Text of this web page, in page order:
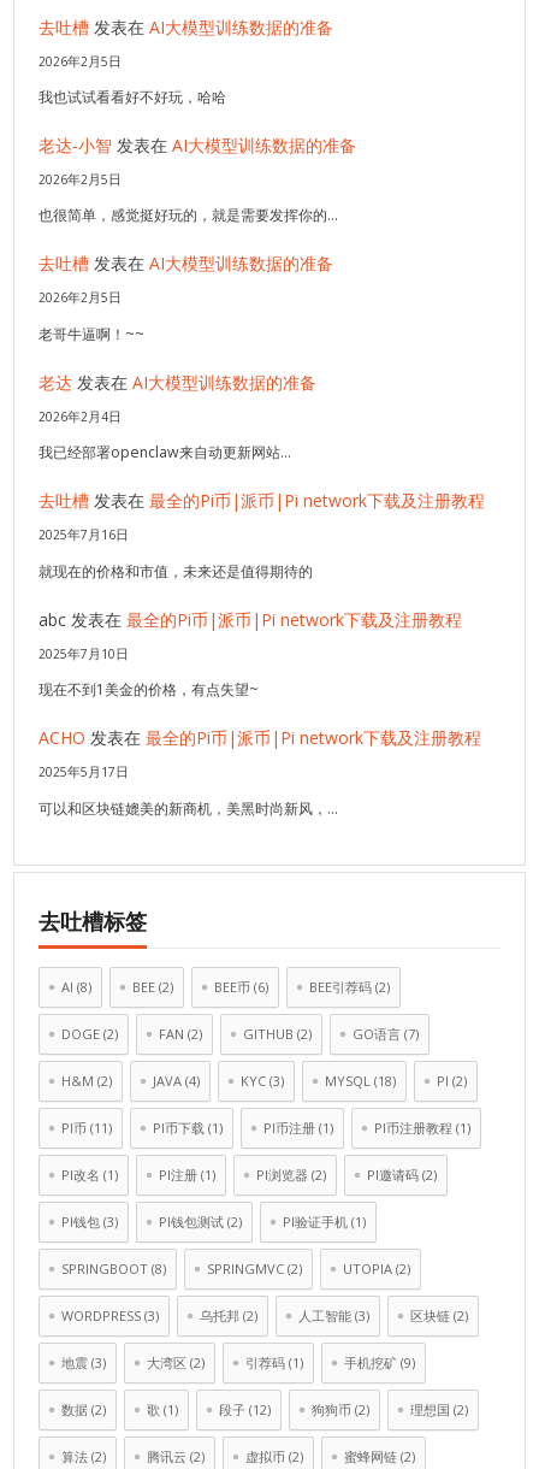
去吐槽 发表在AI大模型训练数据的准备
2026年2月5日
我也试试看看好不好玩，哈哈
老达-小智 发表在AI大模型训练数据的准备
2026年2月5日
也很简单，感觉挺好玩的，就是需要发挥你的…
去吐槽 发表在AI大模型训练数据的准备
2026年2月5日
老哥牛逼啊！~~
老达 发表在AI大模型训练数据的准备
2026年2月4日
我已经部署openclaw来自动更新网站…
去吐槽 发表在最全的Pi币|派币|Pi network下载及注册教程
2025年7月16日
就现在的价格和市值，未来还是值得期待的
abc 发表在最全的Pi币|派币|Pi network下载及注册教程
2025年7月10日
现在不到1美金的价格，有点失望~
ACHO 发表在最全的Pi币|派币|Pi network下载及注册教程
2025年5月17日
可以和区块链媲美的新商机，美黑时尚新风，…
去吐槽标签
AI (8) BEE (2) BEE币 (6) BEE引荐码 (2)
DOGE (2) FAN (2) GITHUB (2) GO语言 (7)
H&M (2) JAVA (4) KYC (3) MYSQL (18) PI (2)
PI币 (11) PI币下载 (1) PI币注册 (1) PI币注册教程 (1)
PI改名 (1) PI注册 (1) PI浏览器 (2) PI邀请码 (2)
PI钱包 (3) PI钱包测试 (2) PI验证手机 (1)
SPRINGBOOT (8) SPRINGMVC (2) UTOPIA (2)
WORDPRESS (3) 乌托邦 (2) 人工智能 (3) 区块链 (2)
地震 (3) 大湾区 (2) 引荐码 (1) 手机挖矿 (9)
数据 (2) 歌 (1) 段子 (12) 狗狗币 (2) 理想国 (2)
算法 (2) 腾讯云 (2) 虚拟币 (2) 蜜蜂网链 (2)